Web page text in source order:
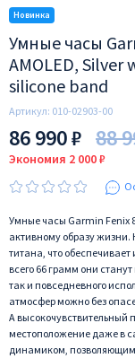
Умные часы
AMOLED, Silver
silicone band
Артикул: 010-02903-00
86 990 ₽ 88
Экономия 2 000 ₽
Умные часы Garmin Fenix 8
активному образу
титана, что
всего 66 грамм они
так и повседневного
атмосфер можно без
А высокочувствительный
местоположение даже в
динамиком, позволяющим